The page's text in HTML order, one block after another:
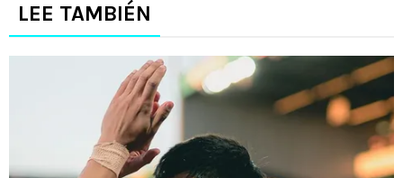
LEE TAMBIÉN